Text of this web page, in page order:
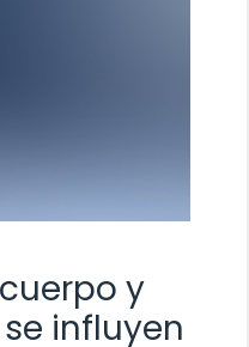
y
influyen